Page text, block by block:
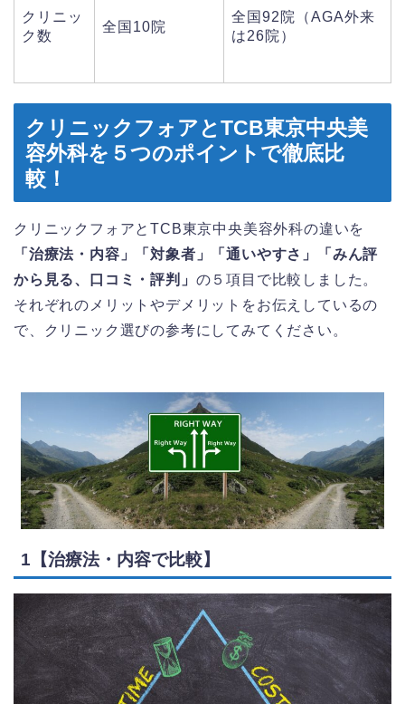
クリニッ
ク数
全国10院
全国92院（AGA外来
は26院）
クリニックフォアとTCB東京中央美
容外科を５つのポイントで徹底比
較！
クリニックフォアとTCB東京中央美容外科の違いを
「治療法・内容」「対象者」「通いやすさ」「みん評
から見る、口コミ・評判」 の５項目で比較しました。
それぞれのメリットやデメリットをお伝えしているの
で、クリニック選びの参考にしてみてください。
1【治療法・内容で比較】